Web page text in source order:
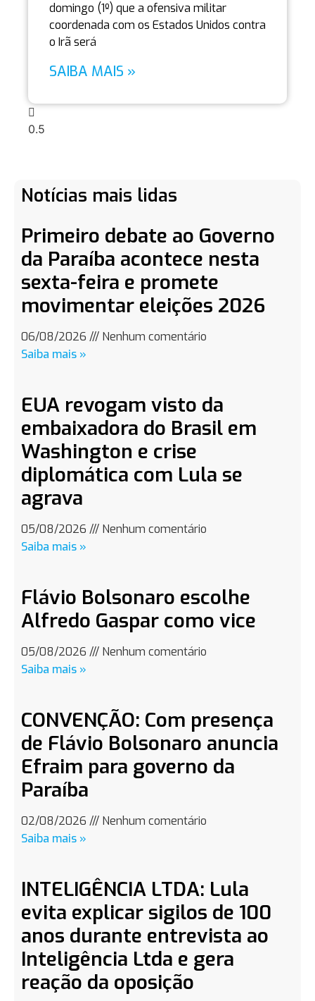
domingo (1º) que a ofensiva militar
coordenada com os Estados Unidos contra
o Irã será
SAIBA MAIS »
Notícias mais lidas
Primeiro debate ao Governo
da Paraíba acontece nesta
sexta-feira e promete
movimentar eleições 2026
06/08/2026
Nenhum comentário
Saiba mais »
EUA revogam visto da
embaixadora do Brasil em
Washington e crise
diplomática com Lula se
agrava
05/08/2026
Nenhum comentário
Saiba mais »
Flávio Bolsonaro escolhe
Alfredo Gaspar como vice
05/08/2026
Nenhum comentário
Saiba mais »
CONVENÇÃO: Com presença
de Flávio Bolsonaro anuncia
Efraim para governo da
Paraíba
02/08/2026
Nenhum comentário
Saiba mais »
INTELIGÊNCIA LTDA: Lula
evita explicar sigilos de 100
anos durante entrevista ao
Inteligência Ltda e gera
reação da oposição